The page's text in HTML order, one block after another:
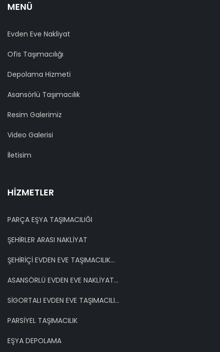
MENÜ
Evden Eve Nakliyat
Ofis Taşımacılığı
Depolama Hizmeti
Asansörlü Taşımacılık
Resim Galerimiz
Video Galerisi
İletisim
HIZMETLER
PARÇA EŞYA TAŞIMACILIĞI
ŞEHİRLER ARASI NAKLİYAT
ŞEHİRİÇİ EVDEN EVE TAŞIMACILIK...
ASANSÖRLÜ EVDEN EVE NAKLİYAT...
SİGORTALI EVDEN EVE TAŞIMACILI...
PARSİYEL TAŞIMACILIK
EŞYA DEPOLAMA